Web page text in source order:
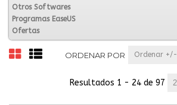
Otros Softwares
Programas EaseUS
Ofertas
ORDENAR POR Ordenar +/-
Resultados 1 - 24 de 97